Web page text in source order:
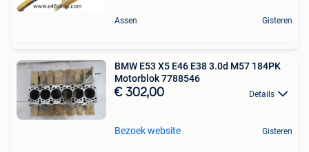
Assen Gisteren
BMW E53 X5 E46 E38 3.0d M57 184PK
Motorblok 7788546
€ 302,00 Details
Bezoek website Gisteren